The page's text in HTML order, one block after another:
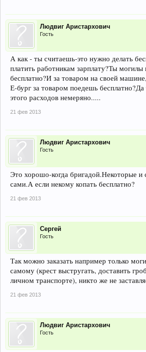
Людвиг Аристархович
Гость
А как - ты считаешь-это нужно делать
платить работникам зарплату?Ты
бесплатно?И за товаром на своей
Е-бург за товаром поедешь
этого расходов немеряно.....
21 фев 2013
Людвиг Аристархович
Гость
Это хорошо-когда бригадой.Некоторые и
сами.А если некому копать бесплатно?
21 фев 2013
Сергей
Гость
Так можно заказать например только
самому (крест выстругать, доставить
личном транспорте), никто же не
21 фев 2013
Людвиг Аристархович
Гость